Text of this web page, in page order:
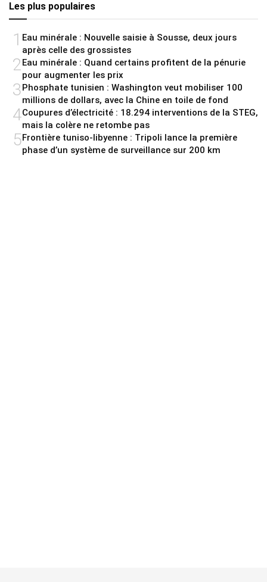
Les plus populaires
1 Eau minérale : Nouvelle saisie à Sousse, deux jours
après celle des grossistes
2Eau minérale : Quand certains profitent de la pénurie
pour augmenter les prix
3Phosphate tunisien : Washington veut mobiliser 100
millions de dollars, avec la Chine en toile de fond
4Coupures d’électricité : 18.294 interventions de la STEG,
mais la colère ne retombe pas
5Frontière tuniso-libyenne : Tripoli lance la première
phase d’un système de surveillance sur 200 km